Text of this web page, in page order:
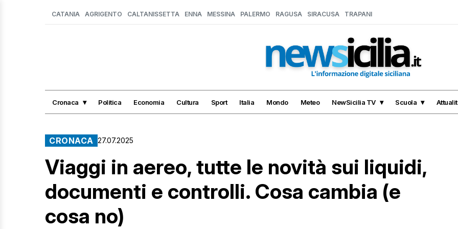
CATANIA AGRIGENTO CALTANISSETTA ENNA MESSINA PALERMO RAGUSA SIRACUSA TRAPANI
Cronaca Politica Economia Cultura Sport Italia Mondo Meteo NewSicilia TV Scuola
CRONACA 27.07.2025
Viaggi in aereo, tutte le novità sui liquidi,
documenti e controlli. Cosa cambia (e
cosa no)